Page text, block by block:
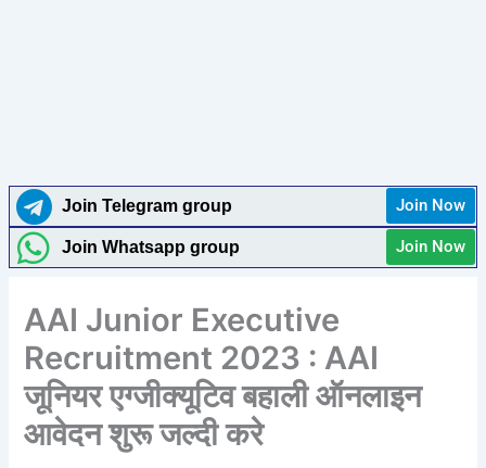
Join Telegram group Join Now
Join Whatsapp group Join Now
AAI Junior Executive
Recruitment 2023 : AAI
जूनियर एग्जीक्यूटिव बहाली ऑनलाइन
आवेदन शुरू जल्दी करे